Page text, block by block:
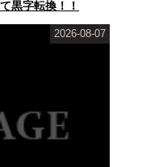
黒字転換！！
2026-08-07